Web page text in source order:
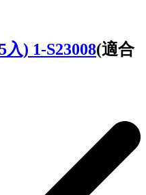
) 1-S23008(適合